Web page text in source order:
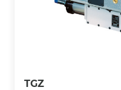
TGZ